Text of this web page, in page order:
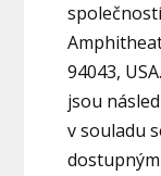
94043,
jsou
v souladu